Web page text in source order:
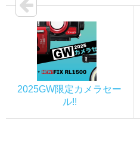
2025GW限定カメラセー
ル!!